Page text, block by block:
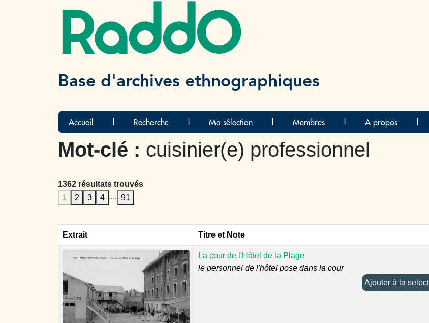
RaddO
Base d'archives ethnographiques
Accueil Recherche Ma sélection Membres A propos
Mot-clé : cuisinier(e) professionnel
1362 résultats trouvés
1
2 3 4 .... 91
Extrait Titre et Note
La cour de l'Hôtel de la Plage
le personnel de l'hôtel pose dans la cour
Ajouter à la